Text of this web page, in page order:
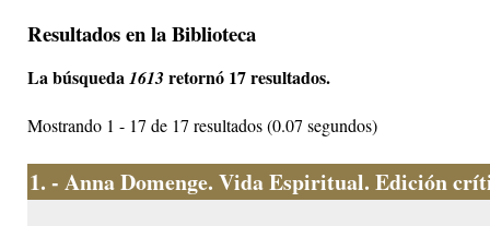
Resultados en la Biblioteca
La búsqueda1613 retornó 17 resultados.
Mostrando 1 - 17 de 17 resultados (0.07 segundos)
1. - Anna Domenge. Vida Espiritual. Edición